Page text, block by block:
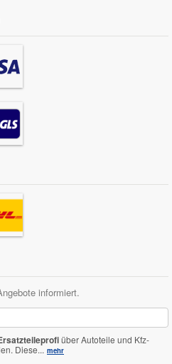
informiert.
über Autoteile und Kfz-
Diese... mehr